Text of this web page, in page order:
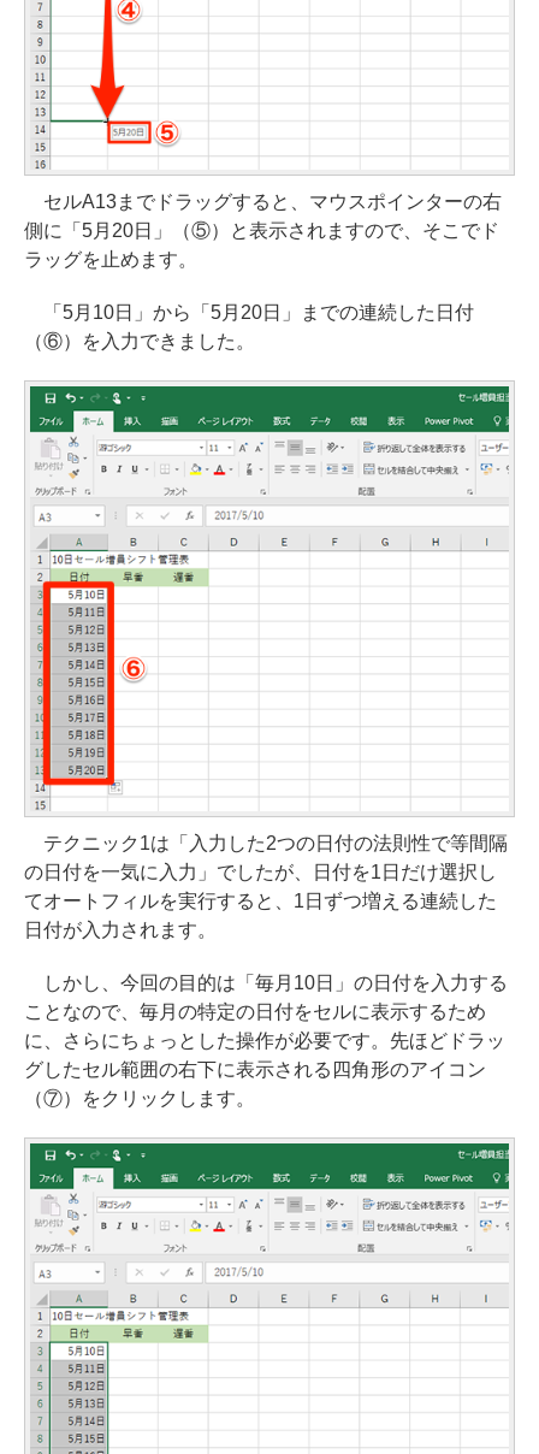
セルA13までドラッグすると、マウスポインターの右
側に「5月20日」（⑤）と表示されますので、そこでド
ラッグを止めます。
「5月10日」から「5月20日」までの連続した日付
（⑥）を入力できました。
テクニック1は「入力した2つの日付の法則性で等間隔
の日付を一気に入力」でしたが、日付を1日だけ選択し
てオートフィルを実行すると、1日ずつ増える連続した
日付が入力されます。
しかし、今回の目的は「毎月10日」の日付を入力する
ことなので、毎月の特定の日付をセルに表示するため
に、さらにちょっとした操作が必要です。先ほどドラッ
グしたセル範囲の右下に表示される四角形のアイコン
（⑦）をクリックします。